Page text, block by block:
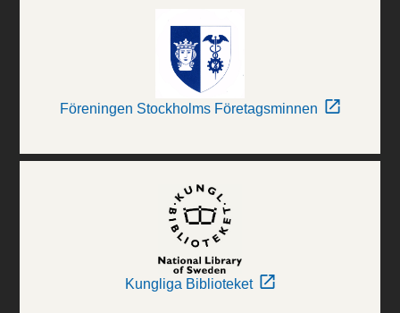
Föreningen Stockholms Företagsminnen
Kungliga Biblioteket